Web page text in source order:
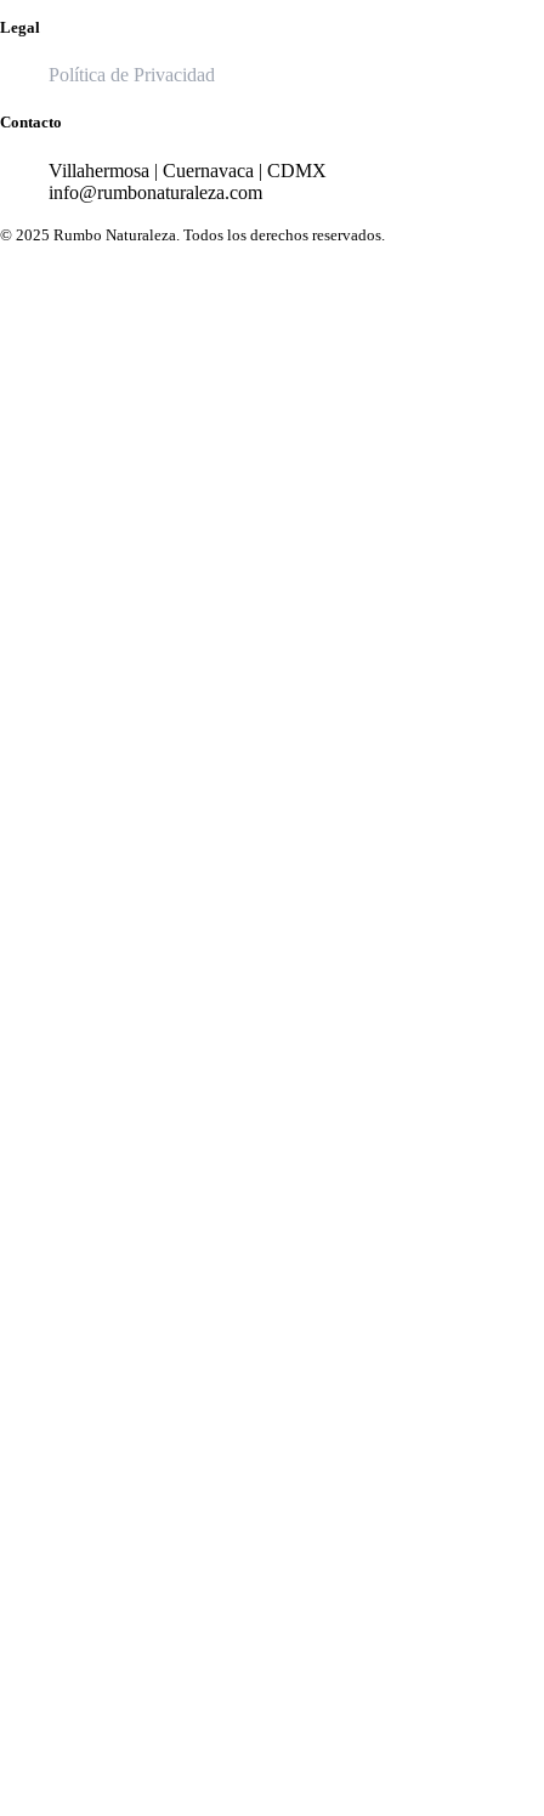
Legal
Política de Privacidad
Contacto
Villahermosa | Cuernavaca | CDMX
info@rumbonaturaleza.com
© 2025 Rumbo Naturaleza. Todos los derechos reservados.